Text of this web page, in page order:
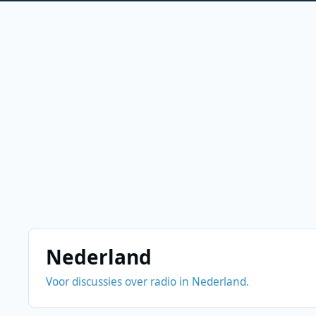
Nederland
Voor discussies over radio in Nederland.